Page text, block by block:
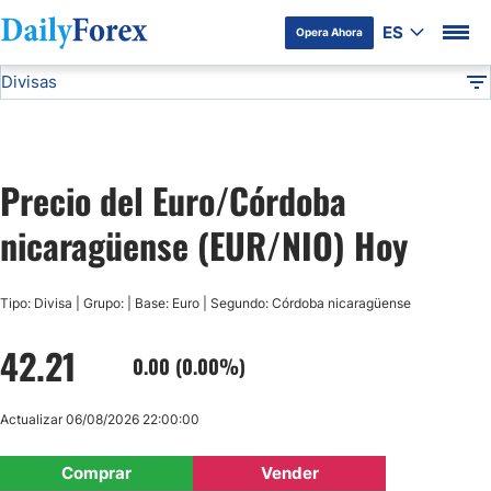
Opera Ahora ES
Divulgación del Anunciante
Divisas
USD/JPY
GBP/USD
AUD/USD
Precio del Euro/Córdoba
nicaragüense (EUR/NIO) Hoy
Tipo: Divisa | Grupo: | Base: Euro | Segundo: Córdoba nicaragüense
42.21 0.00 (0.00%)
Comprar Vender
Actualizar 06/08/2026 22:00:00